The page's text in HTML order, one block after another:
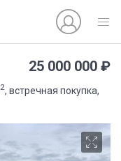
25 000 000 ₽
2, встречная покупка,